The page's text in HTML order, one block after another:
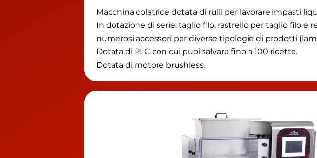
Macchina colatrice dotata di rulli per lavorare impasti
In dotazione di serie: taglio filo, rastrello per taglio filo e
numerosi accessori per diverse tipologie di prodotti
Dotata di PLC con cui puoi salvare fino a 100 ricette.
Dotata di motore brushless.